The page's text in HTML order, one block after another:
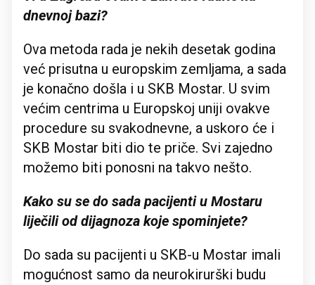
dnevnoj bazi?
Ova metoda rada je nekih desetak godina
već prisutna u europskim zemljama, a sada
je konačno došla i u SKB Mostar. U svim
većim centrima u Europskoj uniji ovakve
procedure su svakodnevne, a uskoro će i
SKB Mostar biti dio te priče. Svi zajedno
možemo biti ponosni na takvo nešto.
Kako su se do sada pacijenti u Mostaru
liječili od dijagnoza koje spominjete?
Do sada su pacijenti u SKB-u Mostar imali
mogućnost samo da neurokirurški budu